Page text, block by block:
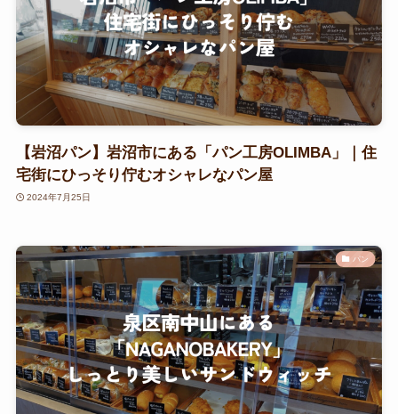
【岩沼パン】岩沼市にある「パン工房OLIMBA」｜住
宅街にひっそり佇むオシャレなパン屋
2024年7月25日
パン